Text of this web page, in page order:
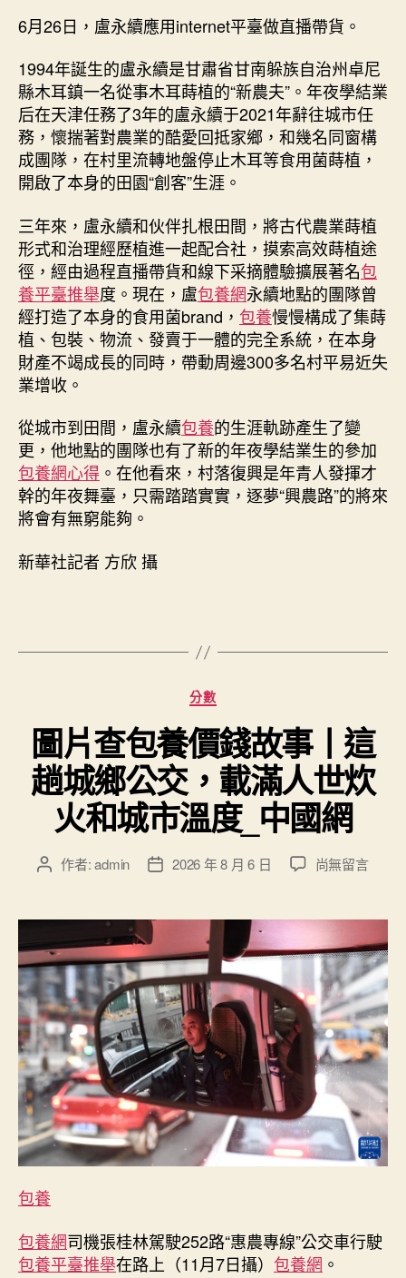
查
養
經
歷”
_
中
國
6月26日，盧永續應用internet平臺做直播帶貨。
1994年誕生的盧永續是甘肅省甘南躲族自治州卓尼
縣木耳鎮一名從事木耳蒔植的“新農夫”。年夜學結業
后在天津任務了3年的盧永續于2021年辭往城市任
務，懷揣著對農業的酷愛回抵家鄉，和幾名同窗構
成團隊，在村里流轉地盤停止木耳等食用菌蒔植，
開啟了本身的田園“創客”生涯。
三年來，盧永續和伙伴扎根田間，將古代農業蒔植
形式和治理經歷植進一起配合社，摸索高效蒔植途
徑，經由過程直播帶貨和線下采摘體驗擴展著名包
養平臺推舉度。現在，盧包養網永續地點的團隊曾
經打造了本身的食用菌brand， 包養慢慢構成了集蒔
植、包裝、物流、發賣于一體的完全系統，在本身
財產不竭成長的同時，帶動周邊300多名村平易近失
業增收。
從城市到田間，盧永續包養的生涯軌跡產生了變
更，他地點的團隊也有了新的年夜學結業生的參加
包養網心得 。在他看來，村落復興是年青人發揮才
幹的年夜舞臺，只需踏踏實實，逐夢“興農路”的將來
將會有無窮能夠。
新華社記者 方欣 攝
分
類
分數
圖片查包養價錢故事丨這
趟城鄉公交，載滿人世炊
火和城市溫度_中國網
文
者
作者:admin
文
佈
期
2026 年 8 月 6 日
在
查
包
養
價
錢
故
事
丨
這
趟
城
鄉
公
人
世
尚無留言
包養
包養網司機張桂林駕駛252路“惠農專線”公交車行駛
包養平臺推舉在路上（11月7日攝） 包養網 。